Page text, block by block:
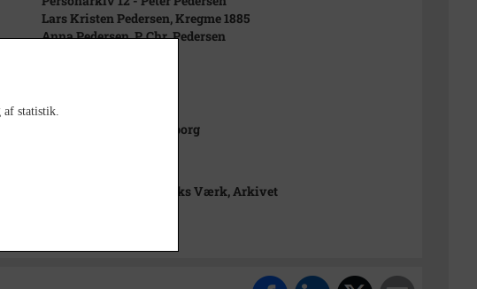
Lars Kristen Pedersen, Kregme 1885
Anna Pedersen, P. Chr. Pedersen
C. Rathsach, Frederiksborg
Industrimuseet Frederiks Værk, Arkivet
statistik.